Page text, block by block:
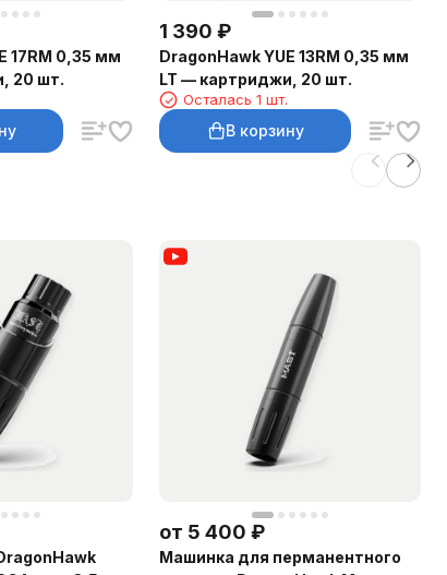
17RM 0,35 мм
20 шт.
1 390 ₽
DragonHawk YUE 13RM 0,35 мм
LT — картриджи, 20 шт.
Осталась 1 шт.
В корзину
от 5 400 ₽
Машинка для перманентного